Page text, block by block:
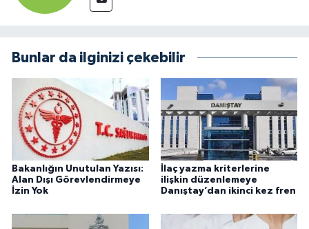
Bunlar da ilginizi çekebilir
Bakanlığın Unutulan Yazısı:
Alan Dışı Görevlendirmeye
İzin Yok
İlaç yazma kriterlerine
ilişkin düzenlemeye
Danıştay’dan ikinci kez fren